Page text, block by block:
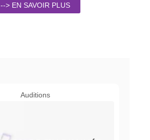
--> EN SAVOIR PLUS
Auditions